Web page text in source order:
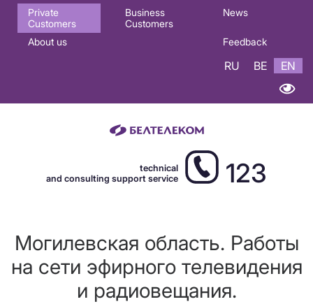
Основная
навигация
Private
Customers
Business
Customers
News
About us Feedback
RU BE EN
technical
and consulting support service
123
Могилевская область. Работы
на сети эфирного телевидения
и радиовещания.